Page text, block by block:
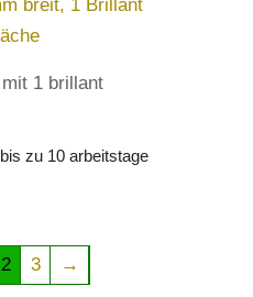
1 brillant
zu 10 arbeitstage
2 3 →